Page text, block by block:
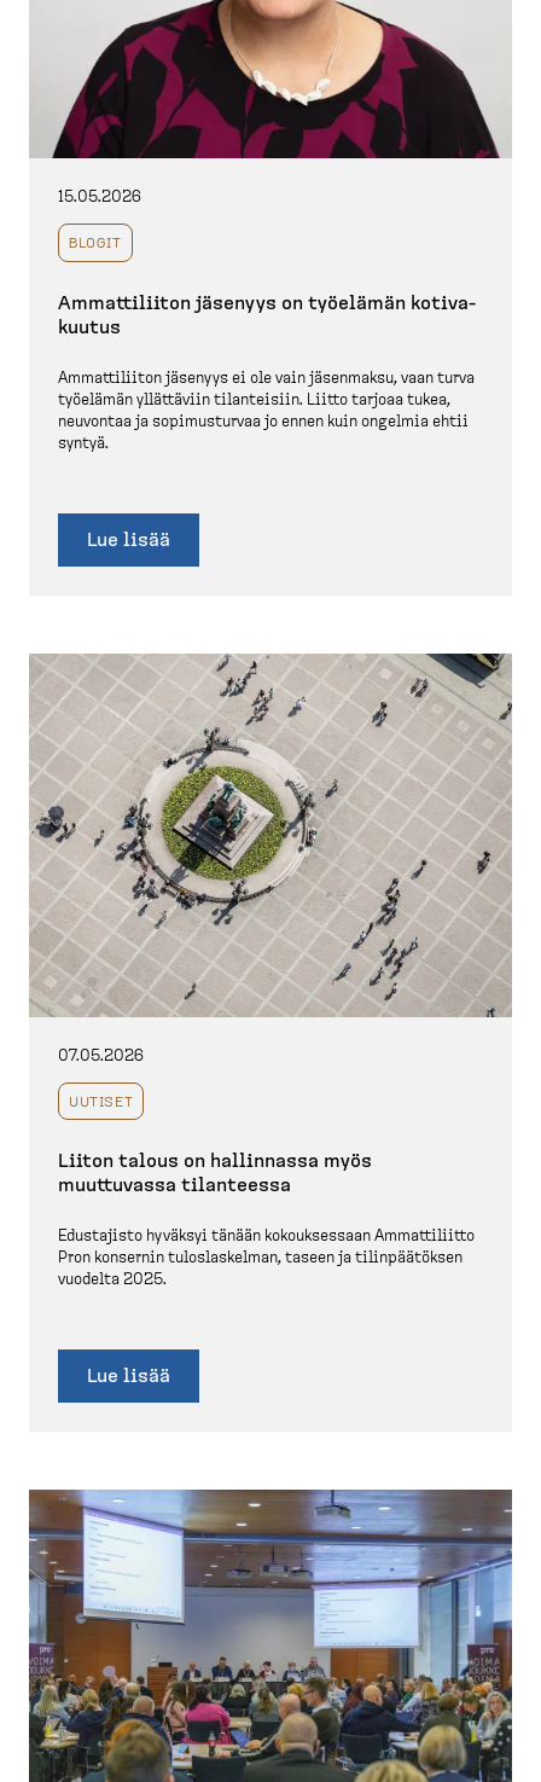
15.05.2026
BLOGIT
Ammatti­liiton jäsenyys on työelämän kotiva­
kuutus
​​​​​​​Ammattiliiton jäsenyys ei ole vain jäsenmaksu, vaan turva
työelämän yllättäviin tilanteisiin. Liitto tarjoaa tukea,
neuvontaa ja sopimus­turvaa jo ennen kuin ongelmia ehtii
syntyä.
Lue lisää
07.05.2026
UUTISET
Liiton talous on hallinnassa myös
muuttuvassa tilanteessa
Edustajisto hyväksyi tänään kokouk­sessaan Ammatti­liitto
Pron konsernin tuloslas­kelman, taseen ja tilinpää­töksen
vuodelta 2025.
Lue lisää